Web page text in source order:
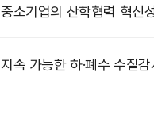
중소기업의 산학협력 혁신
지속 가능한 하·폐수 수질